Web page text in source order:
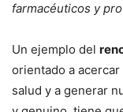
farmacéuticos y
Un ejemplo del
orientado a
salud y a generar